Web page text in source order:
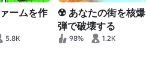
ームを作
5.8K
☢️ あなたの街を核爆
弾で破壊する
98% 1.2K